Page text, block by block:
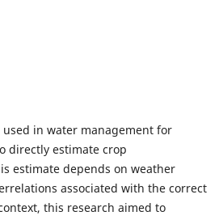
in water management for
directly estimate crop
estimate depends on weather
associated with the correct
this research aimed to